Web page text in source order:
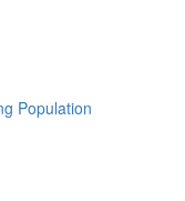
Population